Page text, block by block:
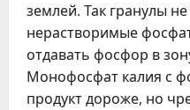
землей. Так гранулы
нерастворимые
отдавать фосфор в
Монофосфат калия с
продукт дороже, но